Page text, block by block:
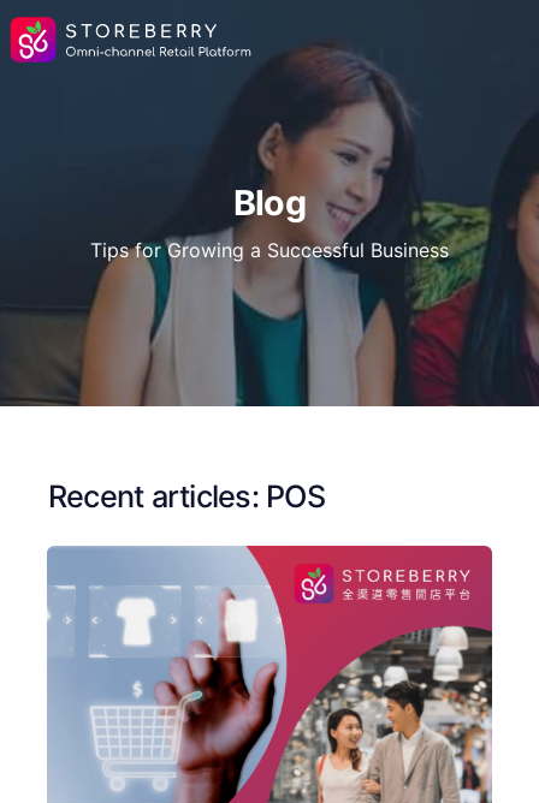
Blog
Tips for Growing a Successful Business
Recent articles: POS